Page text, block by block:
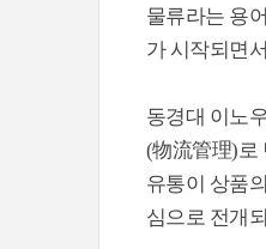
물류라는 용
가 시작되면
동경대 이노
(物流管理)로
유통이 상품
심으로 전개